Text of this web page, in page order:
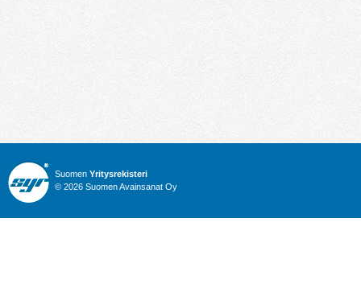
Suomen Yritysrekisteri
© 2026 Suomen Avainsanat Oy